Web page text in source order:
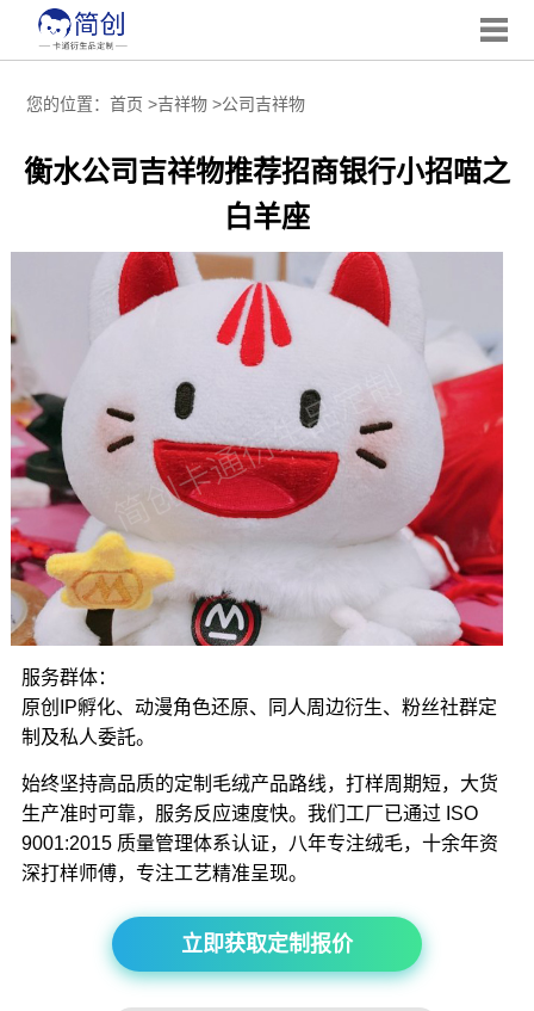
您的位置： 首页 >吉祥物>公司吉祥物
衡水公司吉祥物推荐招商银行小招喵之
白羊座
服务群体：
原创IP孵化、动漫角色还原、同人周边衍生、粉丝社群定
制及私人委託。
始终坚持高品质的定制毛绒产品路线，打样周期短，大货
生产准时可靠，服务反应速度快。我们工厂已通过 ISO
9001:2015 质量管理体系认证，八年专注绒毛，十余年资
深打样师傅，专注工艺精准呈现。
立即获取定制报价